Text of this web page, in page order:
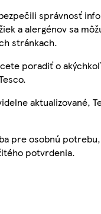
správnosť
a alergénov sa
stránkach.
poradiť o
aktualizované,
pre osobnú
potvrdenia.